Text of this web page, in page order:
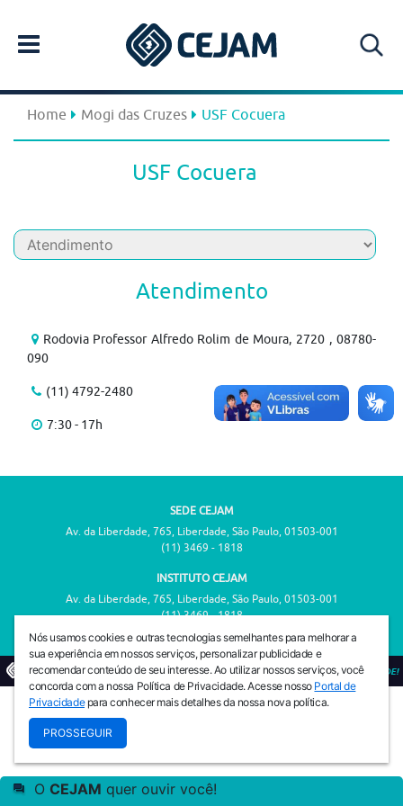
Home Mogi das Cruzes USF Cocuera
USF Cocuera
Atendimento
Rodovia Professor Alfredo Rolim de Moura, 2720 , 08780-
090
(11) 4792-2480
7:30 - 17h
SEDE CEJAM
Av. da Liberdade, 765, Liberdade, São Paulo, 01503-001
(11) 3469 - 1818
INSTITUTO CEJAM
Av. da Liberdade, 765, Liberdade, São Paulo, 01503-001
(11) 3469 - 1818
© 2026 PREVENIR É VIVER COM QUALIDADE!
Nós usamos cookies e outras tecnologias semelhantes para melhorar a
sua experiência em nossos serviços, personalizar publicidade e
recomendar conteúdo de seu interesse. Ao utilizar nossos serviços, você
concorda com a nossa Política de Privacidade. Acesse nosso Portal de
Privacidadepara conhecer mais detalhes da nossa nova política.
PROSSEGUIR
O CEJAM quer ouvir você!